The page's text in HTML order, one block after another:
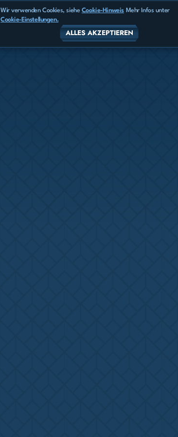
Wir verwenden Cookies, siehe Cookie-HinweisMehr Infos unter
Cookie-Einstellungen.
ALLES AKZEPTIEREN